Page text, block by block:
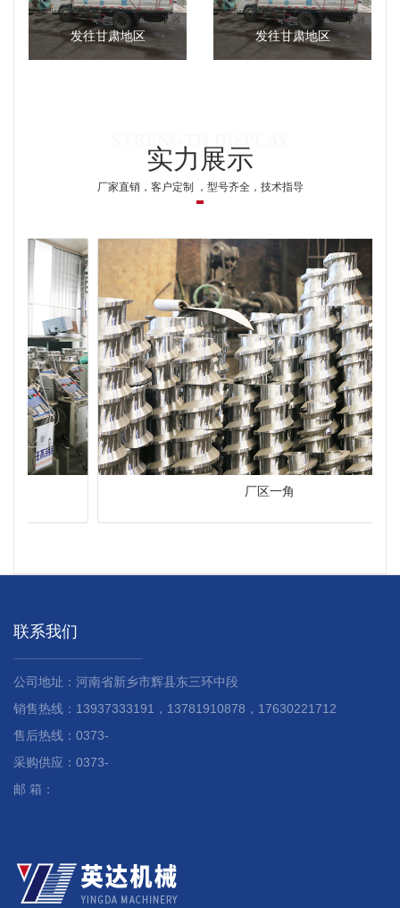
发往甘肃地区 发往甘肃地区
实力展示
厂家直销，客户定制 ，型号齐全，技术指导
联系我们
公司地址：河南省新乡市辉县东三环中段
销售热线：13937333191，13781910878，17630221712
售后热线：0373-
采购供应：0373-
邮 箱：